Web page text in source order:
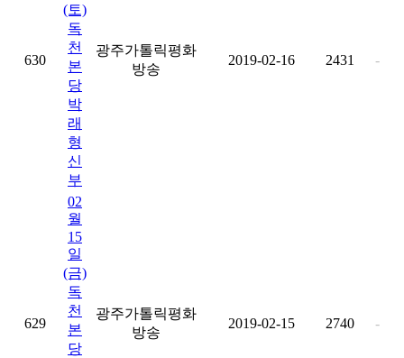
630
(토)
독
천
본
당
박
래
형
신
부
광주가톨릭평화
방송
2019-02-16 2431 -
629
02
월
15
일
(금)
독
천
본
당
광주가톨릭평화
방송
2019-02-15 2740 -